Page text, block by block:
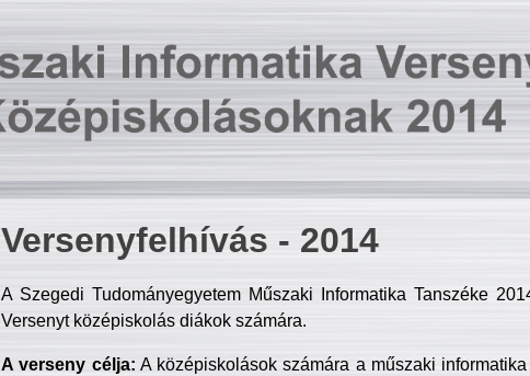
Versenyfelhívás - 2014
A Szegedi Tudományegyetem Műszaki Informatika Tanszéke
Versenyt középiskolás diákok számára.
A verseny célja: A középiskolások számára a műszaki